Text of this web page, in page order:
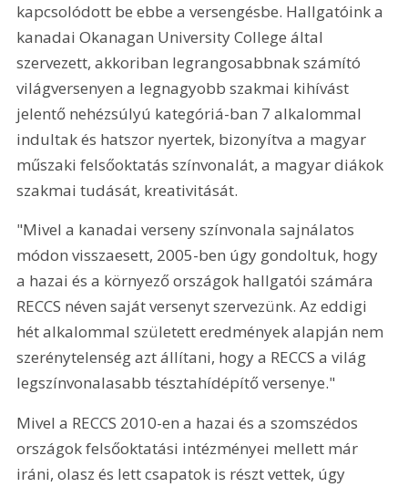
kapcsolódott be ebbe a versengésbe. Hallgatóink a
kanadai Okanagan University College által
szervezett, akkoriban legrangosabbnak számító
világversenyen a legnagyobb szakmai kihívást
jelentő nehézsúlyú kategóriá-ban 7 alkalommal
indultak és hatszor nyertek, bizonyítva a magyar
műszaki felsőoktatás színvonalát, a magyar diákok
szakmai tudását, kreativitását.
"Mivel a kanadai verseny színvonala sajnálatos
módon visszaesett, 2005-ben úgy gondoltuk, hogy
a hazai és a környező országok hallgatói számára
RECCS néven saját versenyt szervezünk. Az eddigi
hét alkalommal született eredmények alapján nem
szerénytelenség azt állítani, hogy a RECCS a világ
legszínvonalasabb tésztahídépítő versenye."
Mivel a RECCS 2010-en a hazai és a szomszédos
országok felsőoktatási intézményei mellett már
iráni, olasz és lett csapatok is részt vettek, úgy